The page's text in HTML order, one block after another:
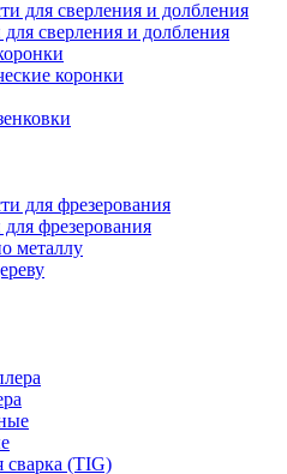
сверления и долбления
коронки
фрезерования
металлу